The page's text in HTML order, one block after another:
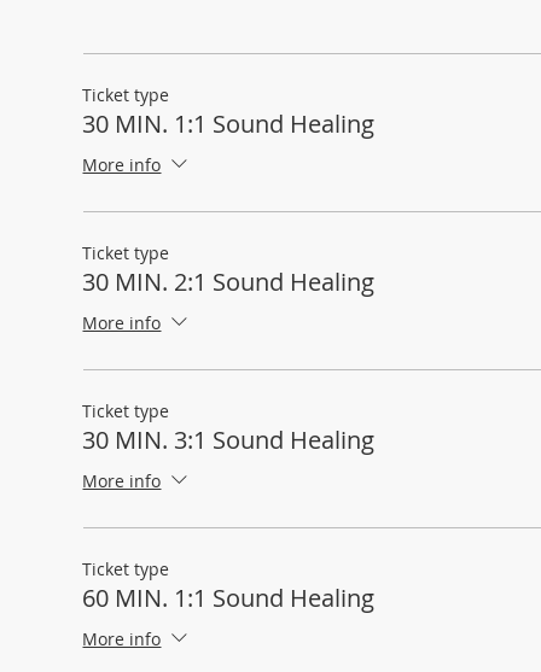
Ticket type
30 MIN. 1:1 Sound Healing
More info
Ticket type
30 MIN. 2:1 Sound Healing
More info
Ticket type
30 MIN. 3:1 Sound Healing
More info
Ticket type
60 MIN. 1:1 Sound Healing
More info